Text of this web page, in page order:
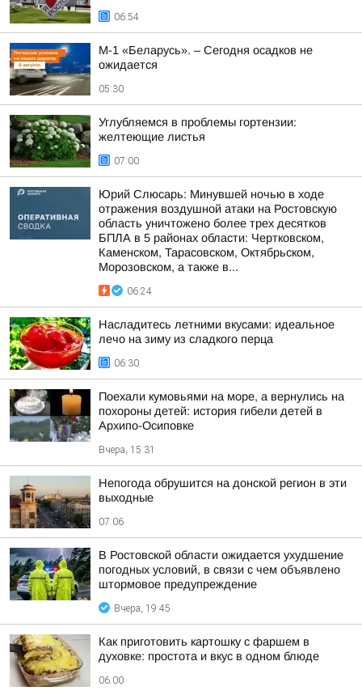
06:54
М-1 «Беларусь». – Сегодня осадков не
ожидается
05:30
Углубляемся в проблемы гортензии:
желтеющие листья
07:00
Юрий Слюсарь: Минувшей ночью в ходе
отражения воздушной атаки на Ростовскую
область уничтожено более трех десятков
БПЛА в 5 районах области: Чертковском,
Каменском, Тарасовском, Октябрьском,
Морозовском, а также в...
06:24
Насладитесь летними вкусами: идеальное
лечо на зиму из сладкого перца
06:30
Поехали кумовьями на море, а вернулись на
похороны детей: история гибели детей в
Архипо-Осиповке
Вчера, 15:31
Непогода обрушится на донской регион в эти
выходные
07:06
В Ростовской области ожидается ухудшение
погодных условий, в связи с чем объявлено
штормовое предупреждение
Вчера, 19:45
Как приготовить картошку с фаршем в
духовке: простота и вкус в одном блюде
06:00